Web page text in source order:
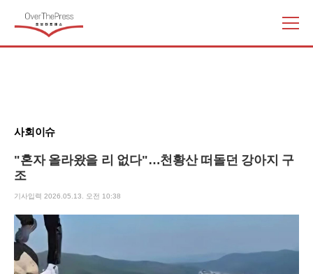
주
요
기
사회이슈
"혼자 올라왔을 리 없다"…천황산 떠돌던 강아지 구
조
기사입력 2026.05.13. 오전 10:38